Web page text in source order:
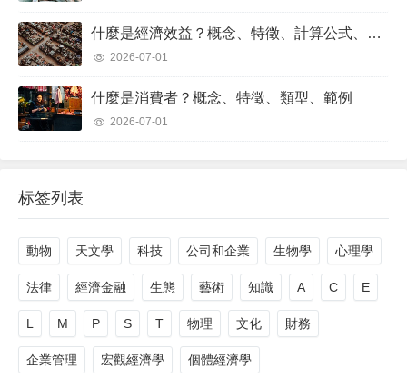
什麼是經濟效益？概念、特徵、計算公式、範例
2026-07-01
什麼是消費者？概念、特徵、類型、範例
2026-07-01
标签列表
動物 天文學 科技 公司和企業 生物學 心理學
法律 經濟金融 生態 藝術 知識 A C E
L M P S T 物理 文化 財務
企業管理 宏觀經濟學 個體經濟學